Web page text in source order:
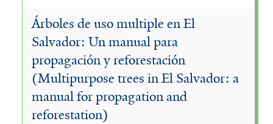
Árboles de uso multiple en El
Salvador: Un manual para
propagación y reforestación
(Multipurpose trees in El Salvador: a
manual for propagation and
reforestation)